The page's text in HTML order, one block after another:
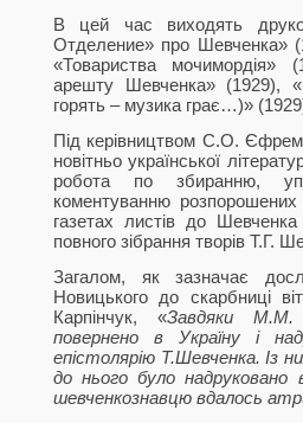
В цей час виходять
Отделение» про Шевченка»
«Товариства мочимордія»
арешту Шевченка» (1929),
горять – музика грає…)»
Під керівництвом С.О.
новітньо української
робота по збиранню,
коментуванню
газетах листів до
повного зібрання творів Т.Г.
Загалом, як зазначає
Новицького до скарбниці
Карпінчук, «Завдяки М.М.
повернено в Україну і
епістолярію Т.Шевченка. Із
до нього було
шевченкознавцю вдалось